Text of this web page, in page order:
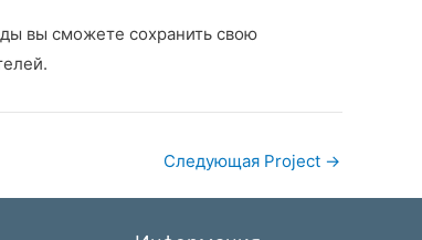
вы сможете сохранить свою
Следующая Project →